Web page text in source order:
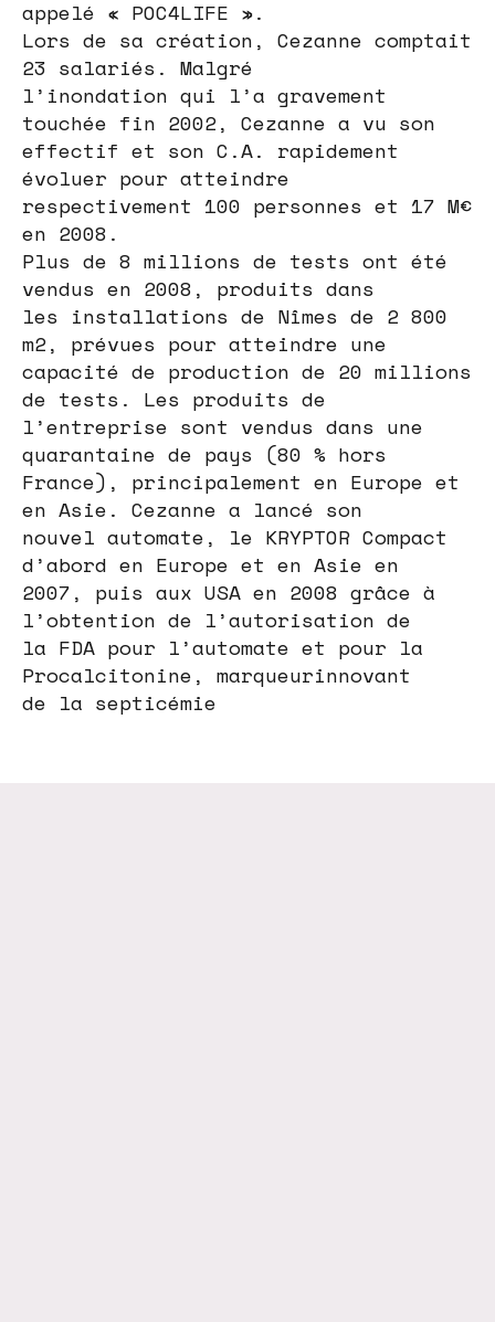
appelé « POC4LIFE ».
Lors de sa création, Cezanne comptait
23 salariés. Malgré
l’inondation qui l’a gravement
touchée fin 2002, Cezanne a vu son
effectif et son C.A. rapidement
évoluer pour atteindre
respectivement 100 personnes et 17 M€
en 2008.
Plus de 8 millions de tests ont été
vendus en 2008, produits dans
les installations de Nîmes de 2 800
m2, prévues pour atteindre une
capacité de production de 20 millions
de tests. Les produits de
l’entreprise sont vendus dans une
quarantaine de pays (80 % hors
France), principalement en Europe et
en Asie. Cezanne a lancé son
nouvel automate, le KRYPTOR Compact
d’abord en Europe et en Asie en
2007, puis aux USA en 2008 grâce à
l’obtention de l’autorisation de
la FDA pour l’automate et pour la
Procalcitonine, marqueurinnovant
de la septicémie